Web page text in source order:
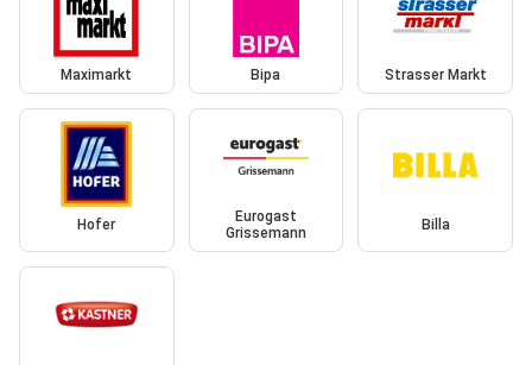
Maximarkt Bipa Strasser Markt
Hofer
Eurogast
Grissemann
Billa